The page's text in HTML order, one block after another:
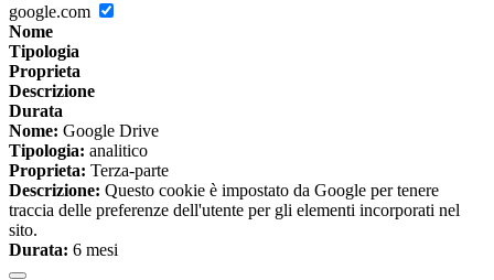
google.com
Nome
Tipologia
Proprieta
Descrizione
Durata
Nome: Google Drive
Tipologia: analitico
Proprieta: Terza-parte
Descrizione: Questo cookie è impostato da Google per tenere
traccia delle preferenze dell'utente per gli elementi incorporati nel
sito.
Durata: 6 mesi